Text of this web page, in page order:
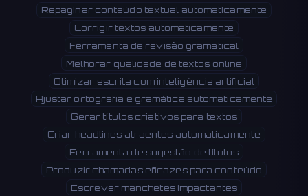
Repaginar conteúdo textual automaticamente
Corrigir textos automaticamente
Ferramenta de revisão gramatical
Melhorar qualidade de textos online
Otimizar escrita com inteligência artificial
Ajustar ortografia e gramática automaticamente
Gerar títulos criativos para textos
Criar headlines atraentes automaticamente
Ferramenta de sugestão de títulos
Produzir chamadas eficazes para conteúdo
Escrever manchetes impactantes